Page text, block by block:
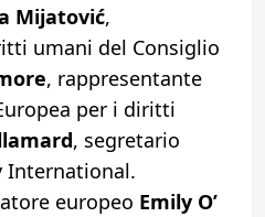
Mijatović,
umani del Consiglio
, rappresentante
per i diritti
, segretario
International.
europeo Emily O’